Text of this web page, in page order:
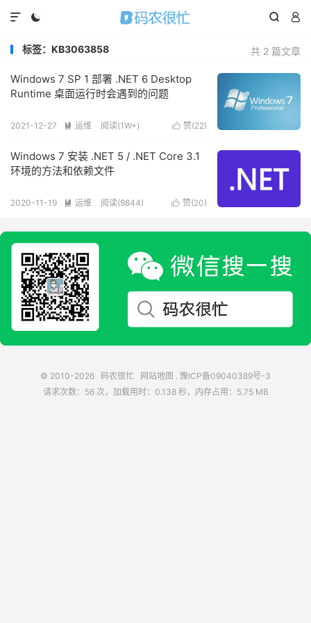
  

共 2 篇文章
标签：KB3063858
Windows 7 SP 1 部署 .NET 6 Desktop
Runtime 桌面运行时会遇到的问题
 赞(22)
2021-12-27  运维 阅读(1W+)
Windows 7 安装 .NET 5 / .NET Core 3.1
环境的方法和依赖文件
 赞(20)
2020-11-19  运维 阅读(9844)
© 2010-2026 码农很忙 网站地图 . 豫ICP备09040389号-3
请求次数：56 次，加载用时：0.138 秒，内存占用：5.75 MB